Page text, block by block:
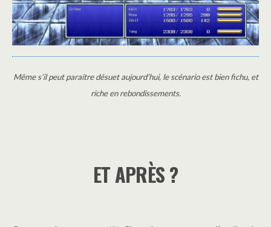
Même s’il peut paraitre désuet aujourd’hui, le scénario est bien fichu, et
riche en rebondissements.
ET APRÈS ?